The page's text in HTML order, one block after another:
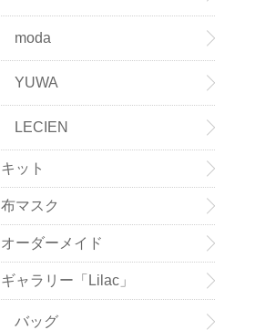
moda
YUWA
LECIEN
キット
布マスク
オーダーメイド
ギャラリー「Lilac」
バッグ